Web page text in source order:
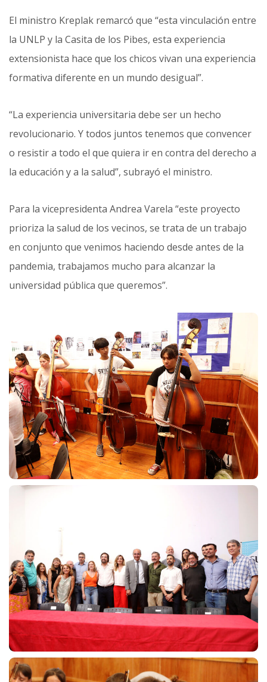
El ministro Kreplak remarcó que “esta vinculación entre
la UNLP y la Casita de los Pibes, esta experiencia
extensionista hace que los chicos vivan una experiencia
formativa diferente en un mundo desigual”.
“La experiencia universitaria debe ser un hecho
revolucionario. Y todos juntos tenemos que convencer
o resistir a todo el que quiera ir en contra del derecho a
la educación y a la salud”, subrayó el ministro.
Para la vicepresidenta Andrea Varela “este proyecto
prioriza la salud de los vecinos, se trata de un trabajo
en conjunto que venimos haciendo desde antes de la
pandemia, trabajamos mucho para alcanzar la
universidad pública que queremos”.